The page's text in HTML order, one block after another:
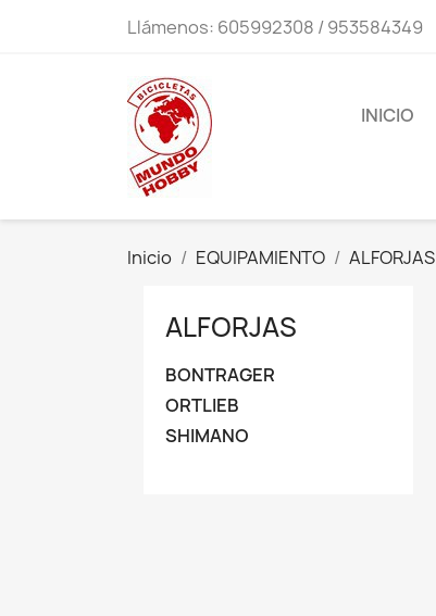
Llámenos: 605992308 / 953584349
INICIO
Inicio EQUIPAMIENTO ALFORJAS
ALFORJAS
BONTRAGER
ORTLIEB
SHIMANO